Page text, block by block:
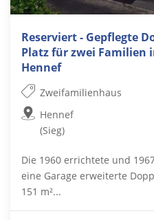
Reserviert - Gepflegte
Platz für zwei Familien
Hennef
Zweifamilienhaus
Hennef
(Sieg)
Die 1960 errichtete und
eine Garage erweiterte
151 m²...